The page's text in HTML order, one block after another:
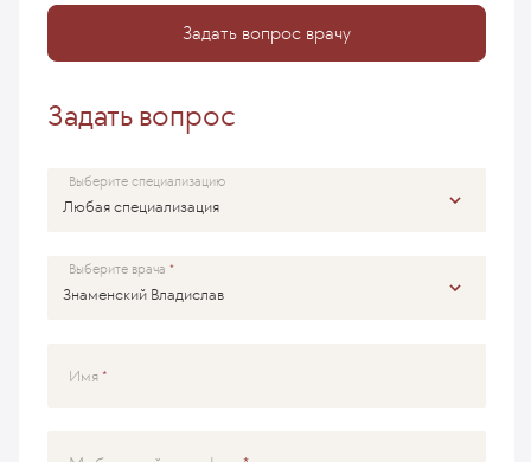
Задать вопрос врачу
Задать вопрос
Выберите специализацию
Выберите врача
Имя